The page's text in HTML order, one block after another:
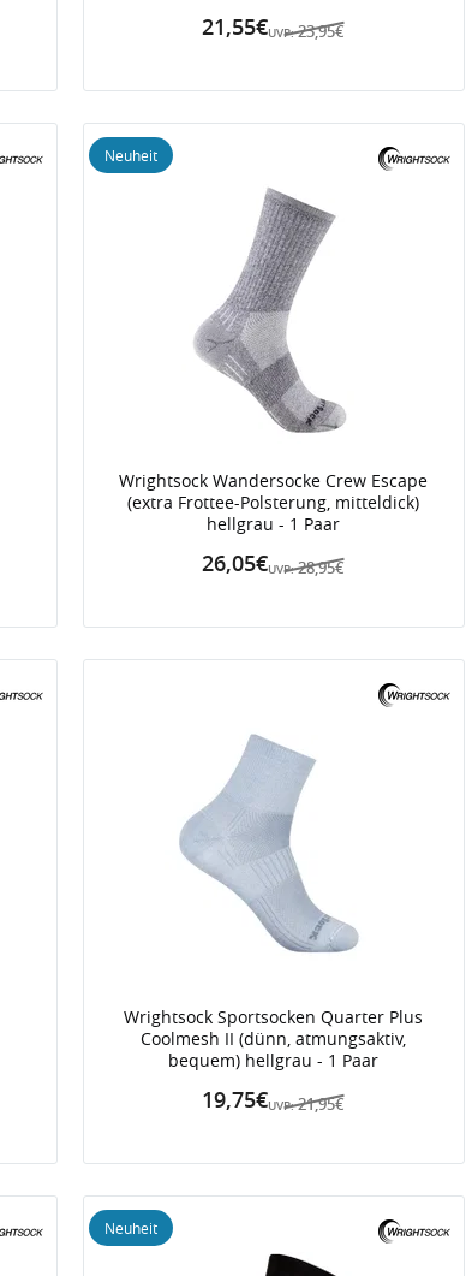
UVP: 23,95€
21,55€
Wrightsock Wandersocke Crew Escape
(extra Frottee-Polsterung, mitteldick)
hellgrau - 1 Paar
UVP: 28,95€
26,05€
Neuheit
Wrightsock Sportsocken Quarter Plus
Coolmesh II (dünn, atmungsaktiv,
bequem) hellgrau - 1 Paar
UVP: 21,95€
19,75€
Neuheit